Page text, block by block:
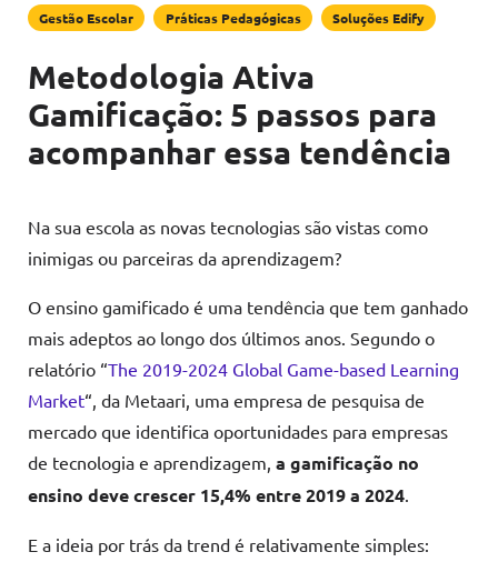
Metodologia Ativa
Gamificação: 5 passos para
acompanhar essa tendência
Gestão Escolar Práticas Pedagógicas Soluções Edify
Na sua escola as novas tecnologias são vistas como
inimigas ou parceiras da aprendizagem?
O ensino gamificado é uma tendência que tem ganhado
mais adeptos ao longo dos últimos anos. Segundo o
relatório “The 2019-2024 Global Game-based Learning
Market“, da Metaari, uma empresa de pesquisa de
mercado que identifica oportunidades para empresas
de tecnologia e aprendizagem, a gamificação no
ensino deve crescer 15,4% entre 2019 a 2024
E a ideia por trás da trend é relativamente simples: